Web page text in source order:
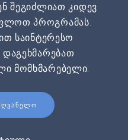
შეგიძლიათ კიდევ
პროგრამას.
საინტერესო
მომხმარებელი.